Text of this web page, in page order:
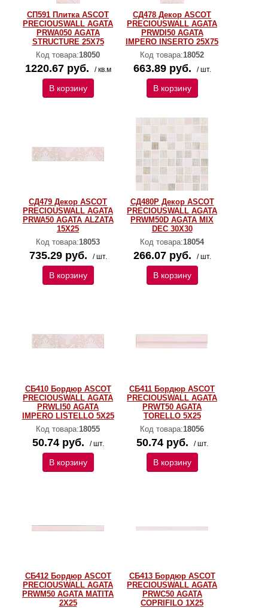
СП591 Плитка ASCOT
PRECIOUSWALL AGATA
PRWA050 AGATA
STRUCTURE 25X75
Код товара:18050
1220.67 руб. / кв.м
В корзину
СД478 Декор ASCOT
PRECIOUSWALL AGATA
PRWDI50 AGATA
IMPERO INSERTO 25X75
Код товара:18052
663.89 руб. / шт.
В корзину
СД479 Декор ASCOT
PRECIOUSWALL AGATA
PRWA50 AGATA ALZATA
15X25
Код товара:18053
735.29 руб. / шт.
В корзину
СД480Р Декор ASCOT
PRECIOUSWALL AGATA
PRWM50D AGATA MIX
DEC 30Х30
Код товара:18054
266.07 руб. / шт.
В корзину
СБ410 Бордюр ASCOT
PRECIOUSWALL AGATA
PRWLI50 AGATA
IMPERO LISTELLO 5X25
Код товара:18055
50.74 руб. / шт.
В корзину
СБ411 Бордюр ASCOT
PRECIOUSWALL AGATA
PRWT50 AGATA
TORELLO 5X25
Код товара:18056
50.74 руб. / шт.
В корзину
СБ412 Бордюр ASCOT
PRECIOUSWALL AGATA
PRWM50 AGATA MATITA
2X25
СБ413 Бордюр ASCOT
PRECIOUSWALL AGATA
PRWC50 AGATA
COPRIFILO 1X25